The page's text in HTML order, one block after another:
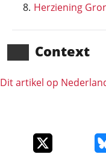
Herziening
Context
Dit artikel op
Deel dit item op